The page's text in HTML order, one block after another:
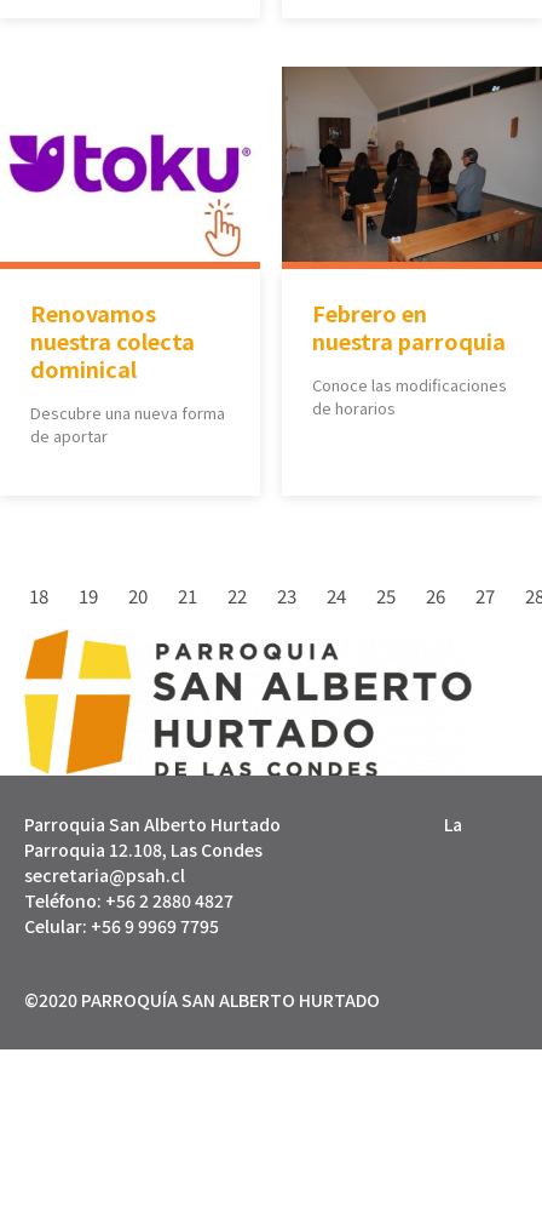
Renovamos
nuestra colecta
dominical
Descubre una nueva forma
de aportar
Febrero en
nuestra parroquia
Conoce las modificaciones
de horarios
18 19 20 21 22 23 24 25 26 27
Parroquia San Alberto Hurtado La
Parroquia 12.108, Las Condes
secretaria@psah.cl
Teléfono: +56 2 2880 4827
Celular: +56 9 9969 7795
©2020 PARROQUÍA SAN ALBERTO HURTADO